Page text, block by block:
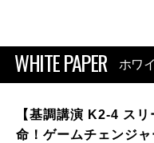
WHITE PAPER ホワ
【基調講演 K2-4 ス
命！ゲームチェンジ